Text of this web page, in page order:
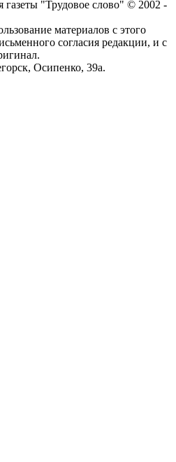
газеты "Трудовое слово" © 2002 -
материалов с этого
согласия редакции, и с
Осипенко, 39а.